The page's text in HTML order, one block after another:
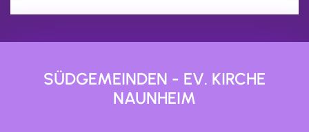
SÜDGEMEINDEN - EV. KIRCHE
NAUNHEIM